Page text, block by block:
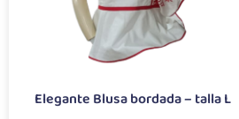
Elegante Blusa bordada – talla L